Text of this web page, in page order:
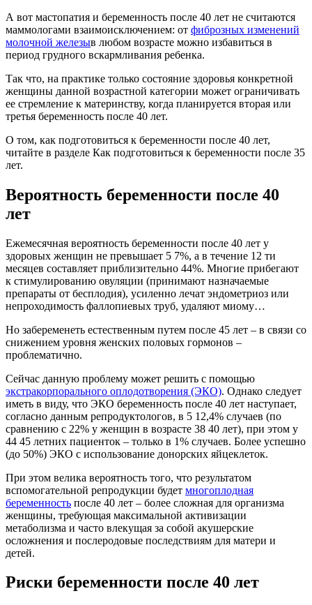
А вот мастопатия и беременность после 40 лет не считаются
маммологами взаимоисключением: от фиброзных изменений
молочной железыв любом возрасте можно избавиться в
период грудного вскармливания ребенка.
Так что, на практике только состояние здоровья конкретной
женщины данной возрастной категории может ограничивать
ее стремление к материнству, когда планируется вторая или
третья беременность после 40 лет.
О том, как подготовиться к беременности после 40 лет,
читайте в разделе Как подготовиться к беременности после 35
лет.
Вероятность беременности после 40
лет
Ежемесячная вероятность беременности после 40 лет у
здоровых женщин не превышает 5 7%, а в течение 12 ти
месяцев составляет приблизительно 44%. Многие прибегают
к стимулированию овуляции (принимают назначаемые
препараты от бесплодия), усиленно лечат эндометриоз или
непроходимость фаллопиевых труб, удаляют миому…
Но забеременеть естественным путем после 45 лет – в связи со
снижением уровня женских половых гормонов –
проблематично.
Сейчас данную проблему может решить с помощью
экстракорпорального оплодотворения (ЭКО). Однако следует
иметь в виду, что ЭКО беременность после 40 лет наступает,
согласно данным репродуктологов, в 5 12,4% случаев (по
сравнению с 22% у женщин в возрасте 38 40 лет), при этом у
44 45 летних пациенток – только в 1% случаев. Более успешно
(до 50%) ЭКО с использование донорских яйцеклеток.
При этом велика вероятность того, что результатом
вспомогательной репродукции будет многоплодная
беременность после 40 лет – более сложная для организма
женщины, требующая максимальной активизации
метаболизма и часто влекущая за собой акушерские
осложнения и послеродовые последствиям для матери и
детей.
Риски беременности после 40 лет